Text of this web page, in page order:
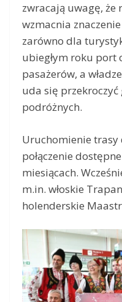
zwracają uwagę, że
wzmacnia
zarówno dla
ubiegłym roku port
pasażerów, a
uda się
podróżnych.
Uruchomienie trasy
połączenie
miesiącach.
m.in. włoskie
holenderskie